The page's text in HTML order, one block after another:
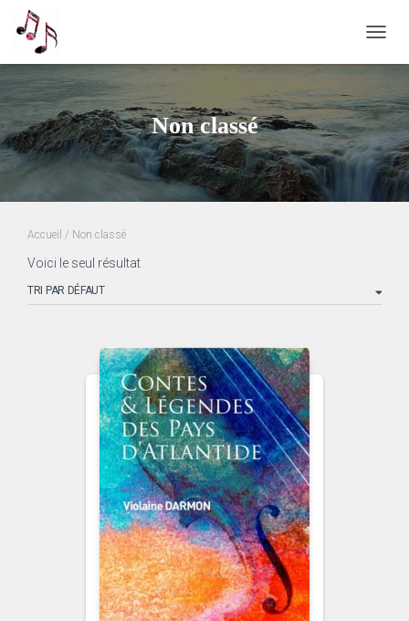
Non classé
Accueil / Non classé
Voici le seul résultat